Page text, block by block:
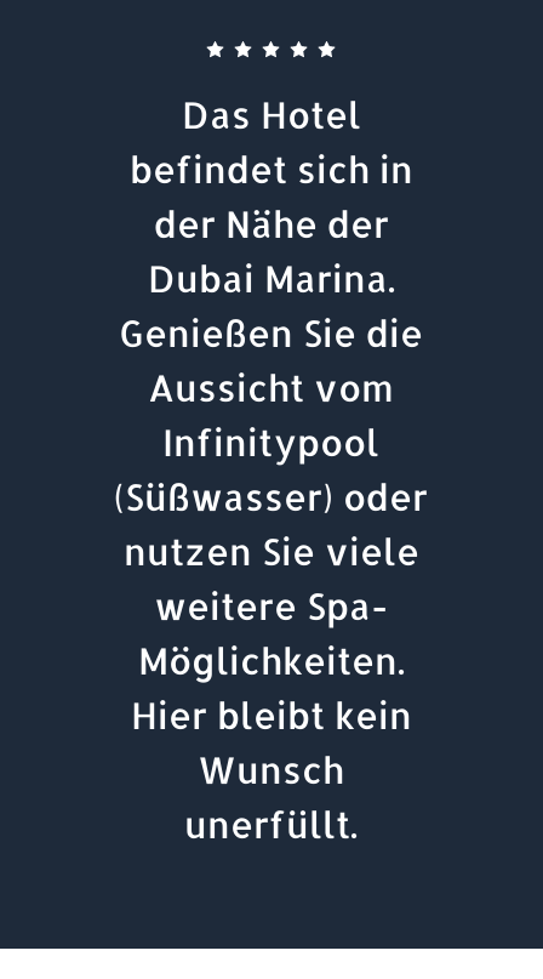
Das Hotel
befindet sich in
der Nähe der
Dubai Marina.
Genießen Sie die
Aussicht vom
Infinitypool
(Süßwasser) oder
nutzen Sie viele
weitere Spa-
Möglichkeiten.
Hier bleibt kein
Wunsch
unerfüllt.